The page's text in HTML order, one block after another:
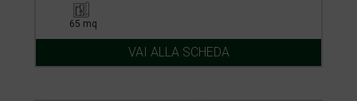
65 mq
VAI ALLA SCHEDA